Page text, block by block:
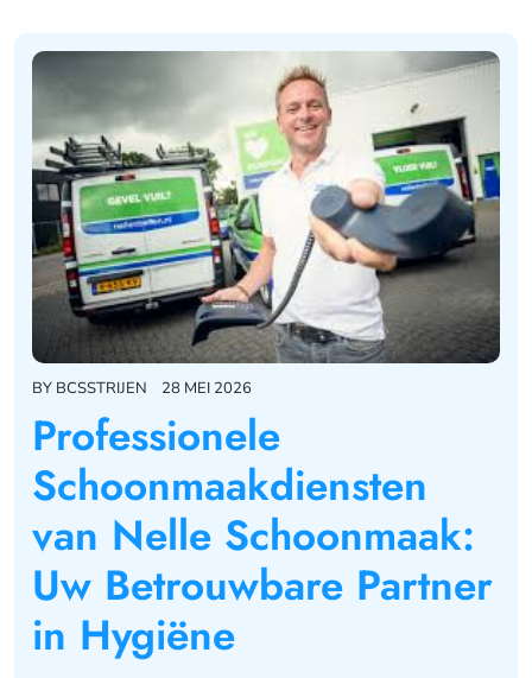
BY BCSSTRIJEN 28 MEI 2026
Professionele
Schoonmaakdiensten
van Nelle Schoonmaak:
Uw Betrouwbare Partner
in Hygiëne